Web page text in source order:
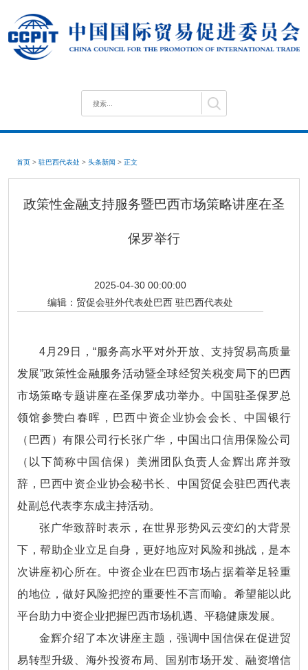
首页 > 驻巴西代表处 > 头条新闻 > 正文
政策性金融支持服务暨巴西市场策略讲座在圣
保罗举行
2025-04-30 00:00:00
编辑： 贸促会驻外代表处巴西 驻巴西代表处
4月29日，“服务高水平对外开放、支持贸易高质量
发展”政策性金融服务活动暨全球经贸关税变局下的巴西
市场策略专题讲座在圣保罗成功举办。中国驻圣保罗总
领馆参赞白春晖，巴西中资企业协会会长、中国银行
（巴西）有限公司行长张广华，中国出口信用保险公司
（以下简称中国信保）美洲团队负责人金辉出席并致
辞，巴西中资企业协会秘书长、中国贸促会驻巴西代表
处副总代表李东成主持活动。
张广华致辞时表示，在世界形势风云变幻的大背景
下，帮助企业立足自身，更好地应对风险和挑战，是本
次讲座初心所在。中资企业在巴西市场占据着举足轻重
的地位，做好风险把控的重要性不言而喻。希望能以此
平台助力中资企业把握巴西市场机遇、平稳健康发展。
金辉介绍了本次讲座主题，强调中国信保在促进贸
易转型升级、海外投资布局、国别市场开发、融资增信